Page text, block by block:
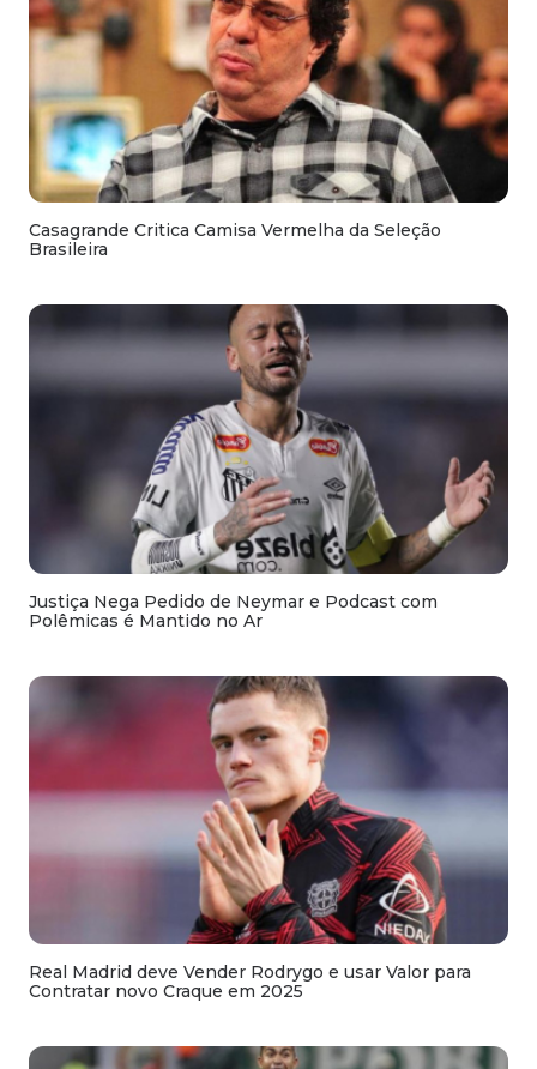
Casagrande Critica Camisa Vermelha da Seleção
Brasileira
Justiça Nega Pedido de Neymar e Podcast com
Polêmicas é Mantido no Ar
Real Madrid deve Vender Rodrygo e usar Valor para
Contratar novo Craque em 2025